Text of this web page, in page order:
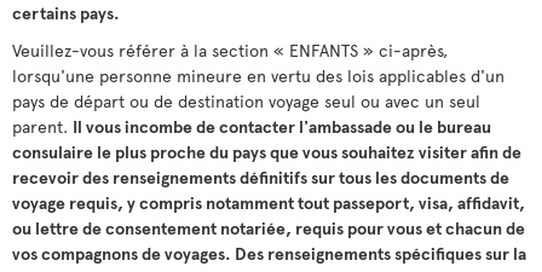
certains pays.
Veuillez-vous référer à la section « ENFANTS » ci-après,
lorsqu'une personne mineure en vertu des lois applicables d'un
pays de départ ou de destination voyage seul ou avec un seul
parent. Il vous incombe de contacter l'ambassade ou le bureau
consulaire le plus proche du pays que vous souhaitez visiter afin de
recevoir des renseignements définitifs sur tous les documents de
voyage requis, y compris notamment tout passeport, visa, affidavit,
ou lettre de consentement notariée, requis pour vous et chacun de
vos compagnons de voyages. Des renseignements spécifiques sur la